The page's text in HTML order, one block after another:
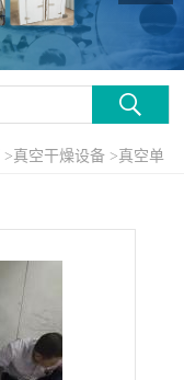
>真空干燥设备 >真空单